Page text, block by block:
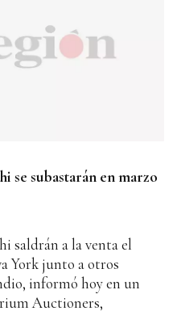
se subastarán en marzo
saldrán a la venta el
York junto a otros
informó hoy en un
Auctioners,